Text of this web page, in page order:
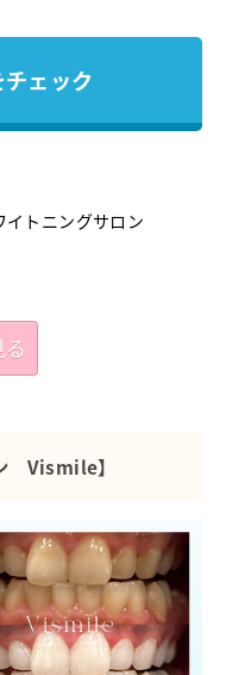
ェック
イトニングサロン
Vismile】